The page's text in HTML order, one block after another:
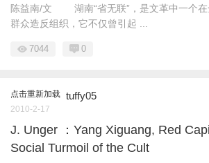
陈益南/文 湖南“省无联”，是文革中一个在
群众造反组织，它不仅曾引起 ...
7044 0
点击重新加载 tuffy05
2010-2-17
J. Unger ：Yang Xiguang, Red
Social Turmoil of the Cult